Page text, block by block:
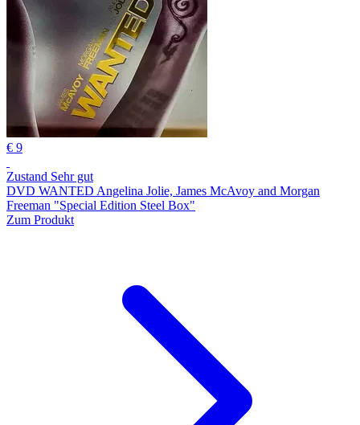
€ 9
Zustand Sehr gut
DVD WANTED Angelina Jolie, James McAvoy and Morgan
Freeman "Special Edition Steel Box"
Zum Produkt